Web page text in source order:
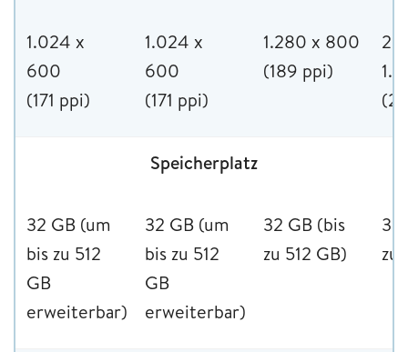
1.024 x
600
(171 ppi)
1.024 x
600
(171 ppi)
‎1.280 x 800
(189 ppi)
Speicherplatz
32 GB (um
bis zu 512
GB
erweiterbar)
32 GB (um
bis zu 512
GB
erweiterbar)
32 GB (bis
zu 512 GB)
32
zu